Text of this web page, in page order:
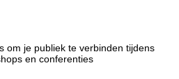
om je publiek te verbinden tijdens
en conferenties